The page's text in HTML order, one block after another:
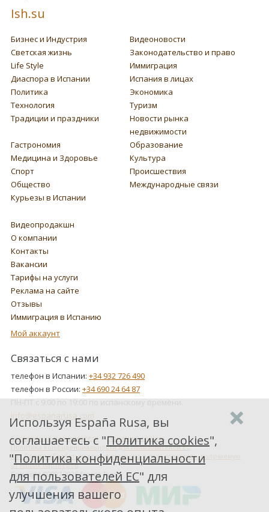
Ish.su
Бизнес и Индустрия
Видеоновости
Светская жизнь
Законодательство и право
Life Style
Иммиграция
Диаспора в Испании
Испания в лицах
Политика
Экономика
Технология
Туризм
Традиции и праздники
Новости рынка
недвижимости
Гастрономия
Образование
Медицина и Здоровье
Культура
Спорт
Происшествия
Общество
Международные связи
Курьезы в Испании
Видеопродакшн
О компании
Контакты
Вакансии
Тарифы на услуги
Реклама на сайте
Отзывы
Иммиграция в Испанию
Мой аккаунт
Связаться с нами
телефон в Испании: +34 932 726 490
телефон в России: +34 690 24 64 87
ПН-ПТ с 9:00 по 19:00 по испанскому времени.
info@espanarusa.com
Соглашение пользователя
Политика cookies
Политика конфиденциальности для пользователей ЕС
Как Google обрабатывает информацию о пользователях, получаемую
от наших партнеров
Copyright ©2007-2026 Espana Rusa
Используя España Rusa, вы
соглашаетесь с "Политика cookies",
"Политика конфиденциальности
для пользователей ЕС" для
улучшения вашего